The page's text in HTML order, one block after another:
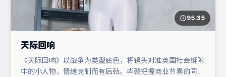
95:35
天际回响
《天际回响》以战争为类型底色，将镜头对准英国社会缝隙
中的小人物，情绪克制而有后劲。毕赣把握商业节奏的同时